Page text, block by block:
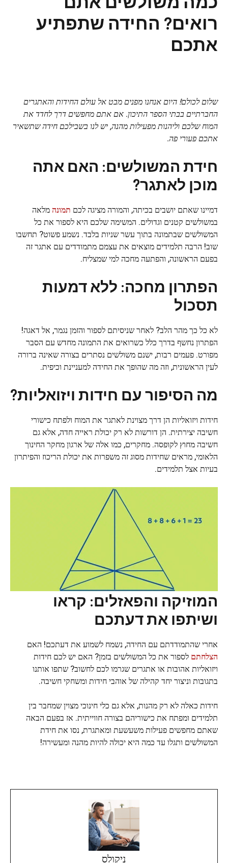
רואים? החידה שתפתיע
אתכם
שלום לכולם! היום אנחנו מפנים מבט אל עולם החידות והאתגרים
החברתיים בבתי הספר התיכון. אם אתם מחפשים דרך לחדד את
המוח שלכם וליהנות מפעילות מהנה, יש לנו בשבילכם חידה שתשאיר
אתכם פעורי פה.
חידת המשולשים: האם אתה
מוכן לאתגר?
דמיינו שאתם יושבים בכיתה, והמורה מציגה לכם תמונהמלאה
במשולשים קטנים וגדולים. המשימה שלכם היא לספור את כל
המשולשים שבתמונה בתוך עשר שניות בלבד. נשמע פשוט? תחשבו
שוב! הרבה תלמידים מוצאים את עצמם מתמודדים עם אתגר זה
בפעם הראשונה, והפתעה מחכה למי שמצליח.
הפתרון מחכה: ללא דמעות
תסכול
לא כל כך מהר הלב? לאחר שניסיתם לספור והזמן נגמר, אל דאגה!
הפתרון נחשף בדרך כלל כשרואים את התמונה מחדש עם הסבר
מפורט. פעמים רבות, ישנם משולשים נסתרים בצורה שאינה ברורה
לעין הראשונית, וזה מה שהופך את החידה למעניינת וכיפית.
מה הסיפור עם חידות ויזואליות?
חידות ויזואליות הן דרך מצוינת לאתגר את המוח ולפתח כישורי
חשיבה יצירתית. הן דורשות לא רק יכולת ראייה חדה, אלא גם
חשיבה מחוץ לקופסה. מחקרים, כמו אלה של ארגון מחקר החינוך
הלאומי, מראים שחידות מסוג זה משפרות את יכולת הריכוז והפיתרון
בעיות אצל תלמידים.
המוזיקה והפאזלים: קראו
ושיתפו את דעתכם
אחרי שהתמודדתם עם החידה, נשמח לשמוע את דעתכם! האם
הצלחתם לספור את כל המשולשים בזמן? האם יש לכם חידות
ויזואליות אהובות או אתגרים שגרמו לכם לחשוב? שתפו אותנו
בתגובות וניצור יחד קהילה של אוהבי חידות ומשחקי חשיבה.
חידות כאלה לא רק מהנות, אלא גם כלי חינוכי מצוין שמחבר בין
תלמידים ומפתח את כישוריהם בצורה חווייתית. אז בפעם הבאה
שאתם מחפשים פעילות משעשעת ומאתגרת, נסו את חידת
המשולשים ותגלו עד כמה היא יכולה להיות מהנה ומעשירה!
ניקולס